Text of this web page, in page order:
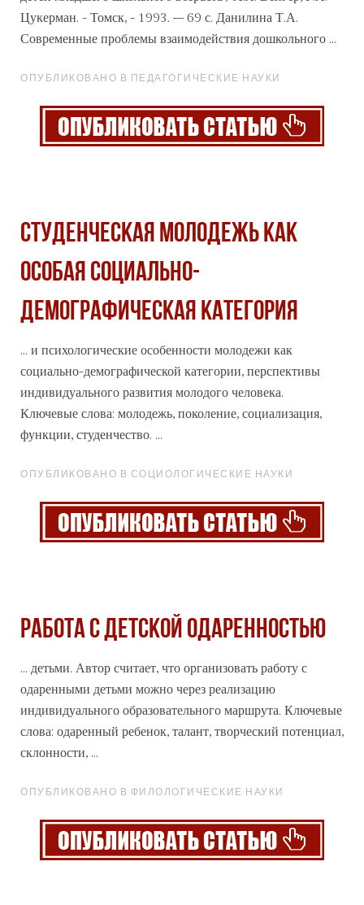
Цукерман. - Томск, - 1993. – 69 с. Данилина Т.А.
Современные проблемы взаимодействия дошкольного ...
ОПУБЛИКОВАНО В ПЕДАГОГИЧЕСКИЕ НАУКИ
Студенческая молодежь как
особая социально-
демографическая категория
... и психологические особенности молодежи как
социально-демографической категории, перспективы
индивидуального развития молодого человека.
Ключевые слова: молодежь, поколение, социализация,
функции, студенчество. ...
ОПУБЛИКОВАНО В СОЦИОЛОГИЧЕСКИЕ НАУКИ
РАБОТА С ДЕТСКОЙ ОДАРЕННОСТЬЮ
... детьми. Автор считает, что организовать работу с
одаренными детьми можно через реализацию
индивидуального образовательного маршрута. Ключевые
слова: одаренный ребенок, талант, творческий потенциал,
склонности, ...
ОПУБЛИКОВАНО В ФИЛОЛОГИЧЕСКИЕ НАУКИ